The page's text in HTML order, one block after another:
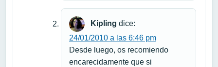
Kipling dice:
24/01/2010 a las 6:46 pm
Desde luego, os recomiendo
encarecidamente que si